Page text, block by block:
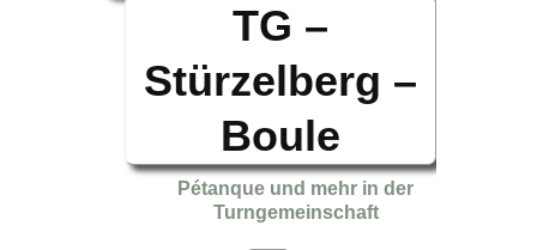
TG –
Stürzelberg –
Boule
Pétanque und mehr in der
Turngemeinschaft